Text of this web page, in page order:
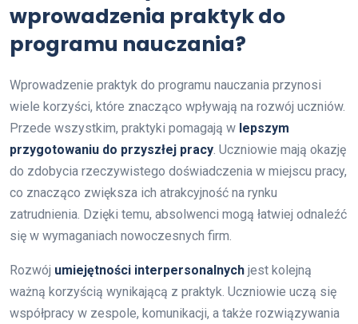
wprowadzenia praktyk do
programu nauczania?
Wprowadzenie praktyk do programu nauczania przynosi
wiele korzyści, które znacząco wpływają na rozwój uczniów.
Przede wszystkim, praktyki pomagają w lepszym
przygotowaniu do przyszłej pracy . Uczniowie mają okazję
do zdobycia rzeczywistego doświadczenia w miejscu pracy,
co znacząco zwiększa ich atrakcyjność na rynku
zatrudnienia. Dzięki temu, absolwenci mogą łatwiej odnaleźć
się w wymaganiach nowoczesnych firm.
Rozwój umiejętności interpersonalnych jest kolejną
ważną korzyścią wynikającą z praktyk. Uczniowie uczą się
współpracy w zespole, komunikacji, a także rozwiązywania